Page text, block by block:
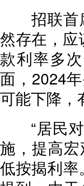
招联首席
然存在，
款利率多
面，2024
可能下降，
“居民对
施，提高
低按揭利率